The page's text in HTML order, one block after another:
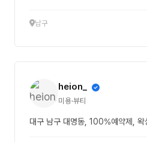
남구
heion_
미용·뷰티
대구 남구 대명동, 100%예약제,